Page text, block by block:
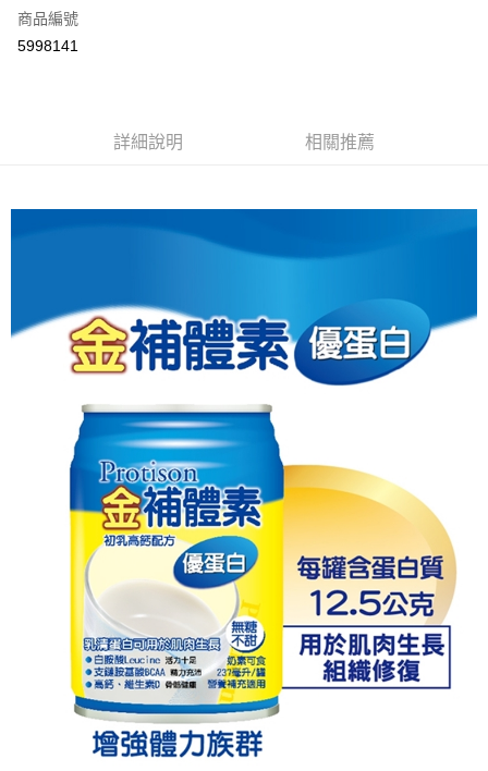
Apple Pay
便利好安心！
１．簡單：不需註冊會員、不需綁卡、不需儲值。
２．便利：只要手機號碼，簡訊認證，即可結帳。
３．安心：先確認商品／服務後，再付款。
【「AFTEE先享後付」結帳流程】
１．於結帳方式選擇「AFTEE先享後付」後，將跳轉至「AFTEE先享後付」
結帳頁面，進行簡訊認證並確認金額後，即可完成結帳。
２．訂單成立數日內，您將收到繳費通知簡訊。
３．收到繳費通知簡訊後14天內，點擊此簡訊中的連結，可透過四大超商／
ATM／網路銀行／等多元方式進行付款，方視為交易完成。
※ 請注意：結帳手續完成當下不需立刻繳費，但若您需要取消訂單，請聯絡
購買商品的店家。未經商家同意取消之訂單仍視為有效，需透過AFTEE先享
後付繳納相關費用。
※ 交易是否成功請以「AFTEE先享後付 」之結帳頁面顯示為準，若有關於
是否繳費成功／繳費後需取消欲退款等相關疑問，請聯繫「AFTEE先享後付
客戶支援中心」https://netprotections.freshdesk.com/support/home
【注意事項】
１．透過由恩沛科技股份有限公司提供之「AFTEE先享後付」服務完成之交
易，需依本服務之必要範圍內提供個人資料，並將交易相關給付款項請求債
權轉讓予恩沛科技股份有限公司。
２．關於個人資料處理事宜，請瀏覽以下網址：
https://aftee.tw/terms/#terms3
運送方式
全家取貨付款
每筆NT$70，滿NT$600(含以上)免運費
7-11取貨付款
每筆NT$70，滿NT$600(含以上)免運費
每筆NT$80，滿NT$600(含以上)免運費
付款後門市自取
商品編號
5998141
詳細說明 相關推薦